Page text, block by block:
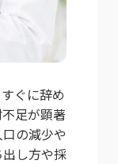
ぐに辞め
足が顕著
の減少や
し方や採